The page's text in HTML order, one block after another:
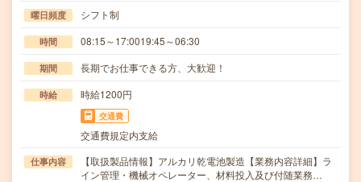
曜日頻度 シフト制
時間 08:15～17:0019:45～06:30
期間 長期でお仕事できる方、大歓迎！
時給 時給1200円
交通費
交通費規定内支給
仕事内容
【取扱製品情報】アルカリ乾電池製造【業務内容詳細】ラ
イン管理・機械オペレーター、材料投入及び付随業務…